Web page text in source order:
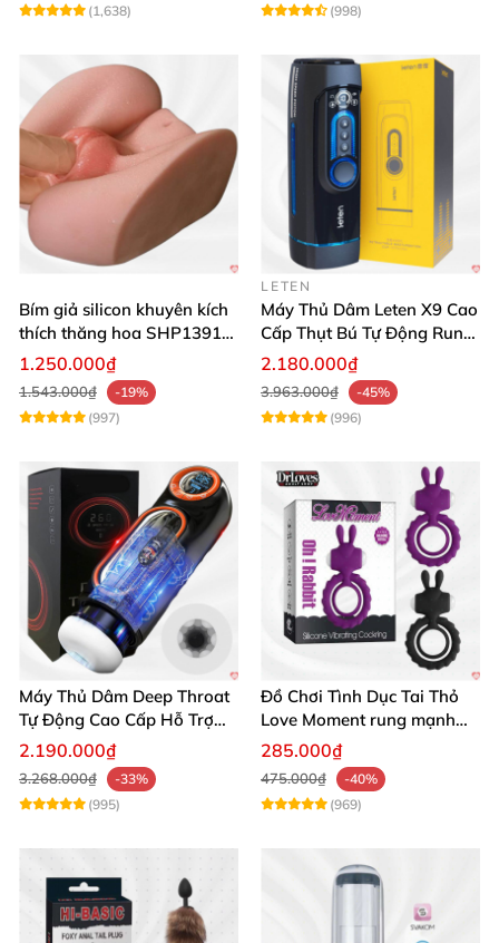
(1,638)
(998)
Bím giả silicon khuyên kích
thích thăng hoa SHP1391
ShopHanhPhuc
1.250.000₫
1.543.000₫
-19%
(997)
LETEN
Máy Thủ Dâm Leten X9 Cao
Cấp Thụt Bú Tự Động Rung
Rên
2.180.000₫
3.963.000₫
-45%
(996)
Máy Thủ Dâm Deep Throat
Tự Động Cao Cấp Hỗ Trợ
Gắn Tường
2.190.000₫
3.268.000₫
-33%
(995)
Đồ Chơi Tình Dục Tai Thỏ
Love Moment rung mạnh
mẽ êm ái
285.000₫
475.000₫
-40%
(969)